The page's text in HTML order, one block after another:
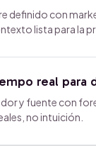
definido con
lista para la
real para
y fuente con
no intuición.